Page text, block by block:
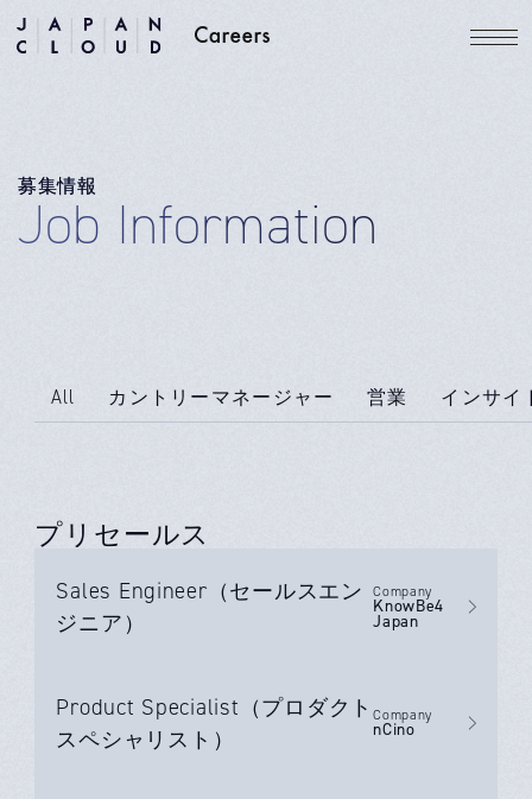
募集情報
Job Information
All カントリーマネージャー 営業 インサイ
プリセールス
Sales Engineer（セールスエン
ジニア）
Company
KnowBe4
Japan
Product Specialist（プロダクト
スペシャリスト）
Company
nCino